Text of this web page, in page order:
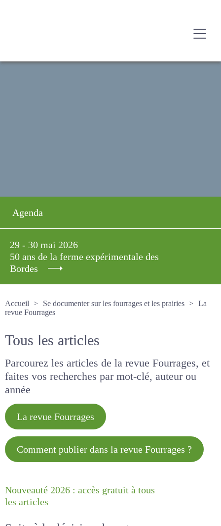
Agenda
29 - 30 mai 2026
50 ans de la ferme expérimentale des
Bordes
Accueil
Se documenter sur les fourrages et les prairies
La revue Fourrages
Tous les articles
Parcourez les articles de la revue Fourrages, et
faites vos recherches par mot-clé, auteur ou
année
La revue Fourrages
Comment publier dans la revue
Nouveauté 2026 : accès gratuit à